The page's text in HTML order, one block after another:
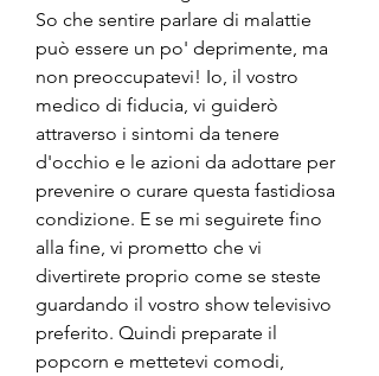
So che sentire parlare di malattie
può essere un po' deprimente, ma
non preoccupatevi! Io, il vostro
medico di fiducia, vi guiderò
attraverso i sintomi da tenere
d'occhio e le azioni da adottare per
prevenire o curare questa fastidiosa
condizione. E se mi seguirete fino
alla fine, vi prometto che vi
divertirete proprio come se steste
guardando il vostro show televisivo
preferito. Quindi preparate il
popcorn e mettetevi comodi,